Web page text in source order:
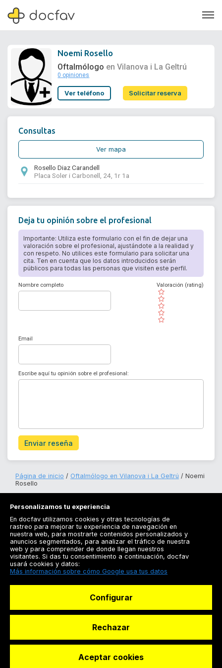
Soporte
Noemi Rosello
Oftalmólogo en Vilanova i La Geltrú
0 opiniones
Ver teléfono Solicitar reserva
Consultas
Ver mapa
Rosello Diaz Carandell
Placa Soler i Carbonell, 24, 1r 1a
Deja tu opinión sobre el profesional
Importante: Utiliza este formulario con el fin de dejar una
valoración sobre el profesional, ajustándote a la realidad y
con respeto. No utilices este formulario para solicitar una
cita. Ten en cuenta que los datos introducidos serán
públicos para todas las personas que visiten este perfil.
Nombre completo
( )
( )
( )
( )
( )
Valoración (rating)
Email
Escribe aquí tu opinión sobre el profesional:
Enviar reseña
Página de inicio Oftalmólogo en Vilanova i La Geltrú
Noemi
Rosello
Registrarse
Docfav
© Dashboard Technologies S.L
Personalizamos tu experiencia
En docfav utilizamos cookies y otras tecnologías de
rastreo para mejorar tu experiencia de navegación en
nuestra web, para mostrarte contenidos personalizados y
anuncios segmentados, para analizar el tráfico de nuestra
web y para comprender de donde llegan nuestros
visitantes. Si das tu consentimiento a continuación, docfav
usará cookies y datos:
Más información sobre cómo Google usa tus datos
Configurar
Rechazar
Aceptar cookies